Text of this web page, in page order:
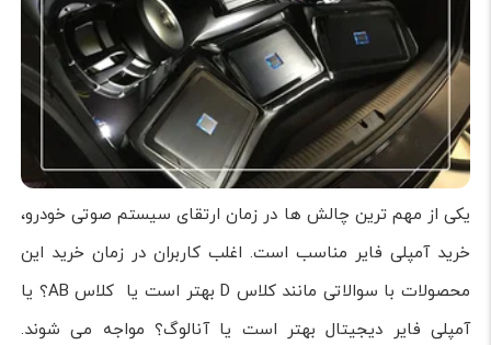
یکی از مهم ترین چالش ها در زمان ارتقای سیستم صوتی خودرو،
خرید آمپلی فایر مناسب است. اغلب کاربران در زمان خرید این
محصولات با سوالاتی مانند کلاس D بهتر است یا کلاس AB؟ یا
آمپلی فایر دیجیتال بهتر است یا آنالوگ؟ مواجه می شوند.